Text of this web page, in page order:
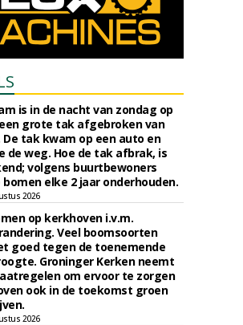
is in de nacht van zondag op
grote tak afgebroken van
De tak kwam op een auto en
de weg. Hoe de tak afbrak, is
volgens buurtbewoners
elke 2 jaar onderhouden.
2026
op kerkhoven i.v.m.
Veel boomsoorten
goed tegen de toenemende
Groninger Kerken neemt
om ervoor te zorgen
ook in de toekomst groen
2026